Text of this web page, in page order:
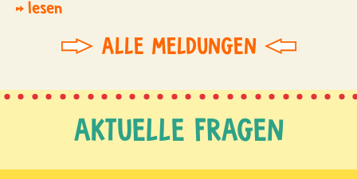
lesen
ALLE MELDUNGEN
AKTUELLE FRAGEN